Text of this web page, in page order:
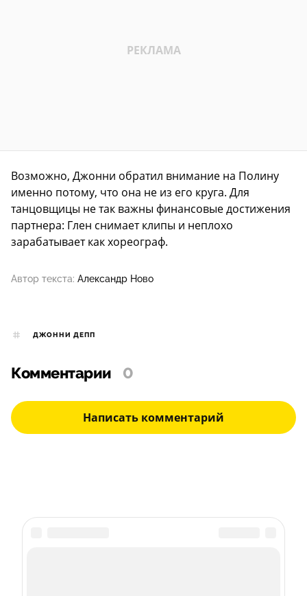
Возможно, Джонни обратил внимание на Полину
именно потому, что она не из его круга. Для
танцовщицы не так важны финансовые достижения
партнера: Глен снимает клипы и неплохо
зарабатывает как хореограф.
Автор текста: Александр Ново
ДЖОННИ ДЕПП
Комментарии 0
Написать комментарий